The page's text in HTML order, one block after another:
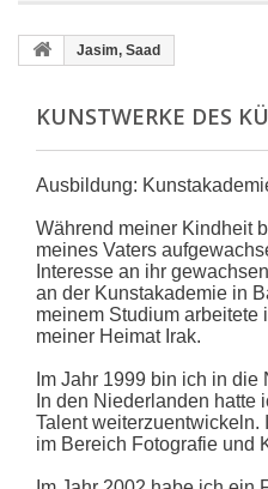
Jasim, Saad
KUNSTWERKE DES
Ausbildung:
Während meiner Kindheit
meines Vaters
Interesse an ihr
an der Kunstakademie in
meinem Studium arbeitete
meiner Heimat Irak.
Im Jahr 1999 bin ich in
In den Niederlanden hatte
Talent
im Bereich Fotografie und